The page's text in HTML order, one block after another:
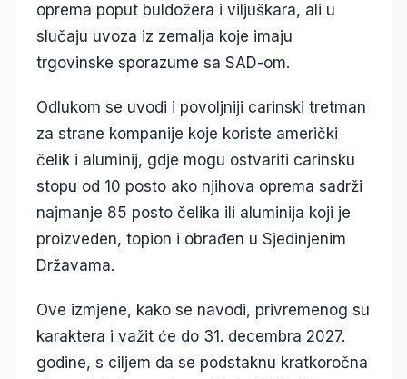
oprema poput buldožera i viljuškara, ali u
slučaju uvoza iz zemalja koje imaju
trgovinske sporazume sa SAD-om.
Odlukom se uvodi i povoljniji carinski tretman
za strane kompanije koje koriste američki
čelik i aluminij, gdje mogu ostvariti carinsku
stopu od 10 posto ako njihova oprema sadrži
najmanje 85 posto čelika ili aluminija koji je
proizveden, topion i obrađen u Sjedinjenim
Državama.
Ove izmjene, kako se navodi, privremenog su
karaktera i važit će do 31. decembra 2027.
godine, s ciljem da se podstaknu kratkoročna